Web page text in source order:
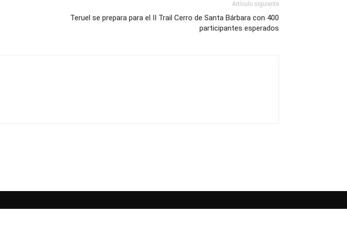
Artículo siguiente
Teruel se prepara para el II Trail Cerro de Santa Bárbara con 400
participantes esperados